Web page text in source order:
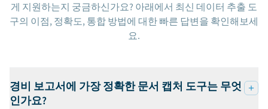
게 지원하는지 궁금하신가요? 아래에서 최신 데이터 추출 도
구의 이점, 정확도, 통합 방법에 대한 빠른 답변을 확인해보세
요.
경비 보고서에 가장 정확한 문서 캡처 도구는 무엇
인가요?